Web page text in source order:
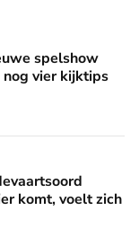
AVROTROS
spelshow
nog vier kijktips
'Iedereen
komt, voelt zich